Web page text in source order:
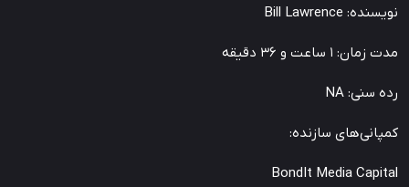
نویسنده: Bill Lawrence
مدت زمان: ۱ ساعت و ۳۶ دقیقه
رده سنی: NA
کمپانی‌های سازنده:
BondIt Media Capital